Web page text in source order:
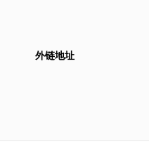
外链地址